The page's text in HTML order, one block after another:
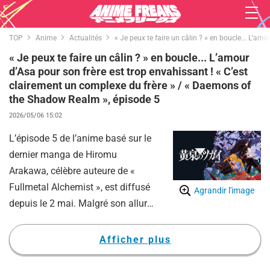
TOP Anime Actualités « Je peux te faire un câlin ? » en boucle...
« Je peux te faire un câlin ? » en boucle... L’amour
d’Asa pour son frère est trop envahissant ! « C’est
clairement un complexe du frère » / « Daemons of
the Shadow Realm », épisode 5
2026/05/06 15:02
Agrandir l'image
L’épisode 5 de l’anime basé sur le
dernier manga de Hiromu
Arakawa, célèbre auteure de «
Fullmetal Alchemist », est diffusé
depuis le 2 mai. Malgré son allure
par Yume Miyamoto) souffre d'un
sérieux « complexe du frère », ce
Afficher plus